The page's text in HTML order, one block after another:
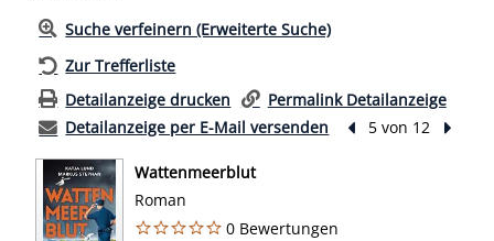
Suche verfeinern (Erweiterte Suche)
Zur Trefferliste
Detailanzeige drucken
Permalink Detailanzeige
Detailanzeige per E-Mail versenden
Vorheriger Treffer
5 von 12
Wattenmeerblut
Roman
0 Bewertungen